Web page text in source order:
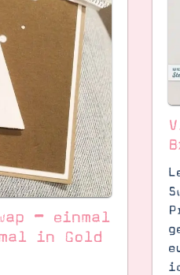
– einmal
in Gold